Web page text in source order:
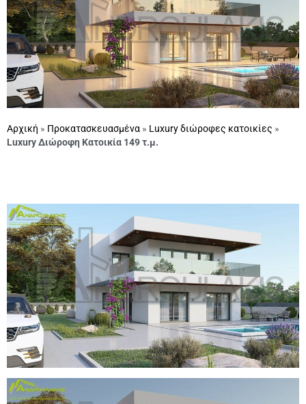
Αρχική » Προκατασκευασμένα » Luxury διώροφες κατοικίες »
Luxury Διώροφη Κατοικία 149 τ.μ.